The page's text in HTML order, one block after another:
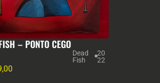
– PONTO CEGO
Dead
Fish
20
22